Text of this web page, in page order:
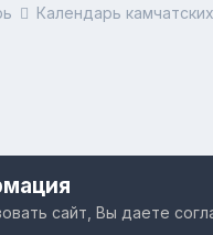
Календарь
сайт, Вы даете